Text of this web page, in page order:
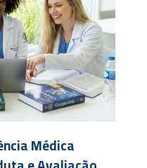
Médica